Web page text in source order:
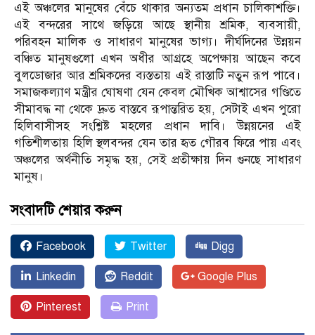
এই অঞ্চলের মানুষের বেঁচে থাকার অন্যতম প্রধান চালিকাশক্তি।
এই বন্দরের সাথে জড়িয়ে আছে স্থানীয় শ্রমিক, ব্যবসায়ী,
পরিবহন মালিক ও সাধারণ মানুষের ভাগ্য। দীর্ঘদিনের উন্নয়ন
বঞ্চিত মানুষগুলো এখন অধীর আগ্রহে অপেক্ষায় আছেন কবে
বুলডোজার আর শ্রমিকদের ব্যস্ততায় এই রাস্তাটি নতুন রূপ পাবে।
সমাজকল্যাণ মন্ত্রীর ঘোষণা যেন কেবল মৌখিক আশ্বাসের গণ্ডিতে
সীমাবদ্ধ না থেকে দ্রুত বাস্তবে রূপান্তরিত হয়, সেটাই এখন পুরো
হিলিবাসীসহ সংশ্লিষ্ট মহলের প্রধান দাবি। উন্নয়নের এই
গতিশীলতায় হিলি স্থলবন্দর যেন তার হৃত গৌরব ফিরে পায় এবং
অঞ্চলের অর্থনীতি সমৃদ্ধ হয়, সেই প্রতীক্ষায় দিন গুনছে সাধারণ
মানুষ।
সংবাদটি শেয়ার করুন
Facebook Twitter Digg
Linkedin Reddit Google Plus
Pinterest Print